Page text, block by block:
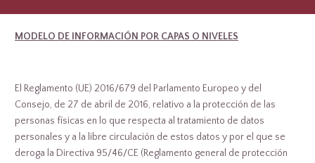
MODELO DE INFORMACIÓN POR CAPAS O NIVELES
El Reglamento (UE) 2016/679 del Parlamento Europeo y del
Consejo, de 27 de abril de 2016, relativo a la protección de las
personas físicas en lo que respecta al tratamiento de datos
personales y a la libre circulación de estos datos y por el que se
deroga la Directiva 95/46/CE (Reglamento general de protección